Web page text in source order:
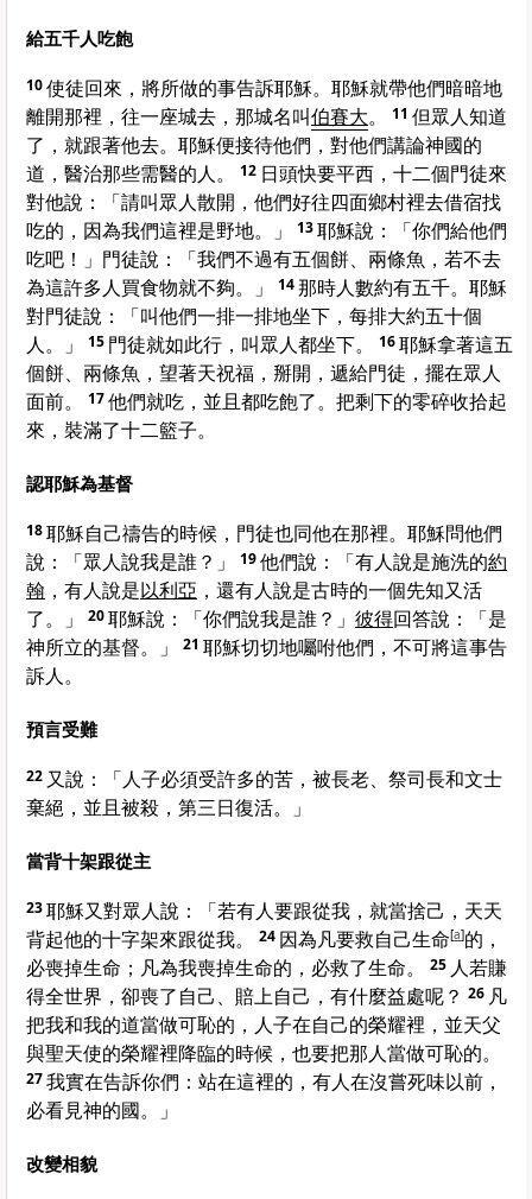
給五千人吃飽
10使徒回來，將所做的事告訴耶穌。耶穌就帶他們暗暗地
離開那裡，往一座城去，那城名叫伯賽大。 11 但眾人知道
了，就跟著他去。耶穌便接待他們，對他們講論神國的
道，醫治那些需醫的人。
12 日頭快要平西，十二個門徒來
對他說：「請叫眾人散開，他們好往四面鄉村裡去借宿找
吃的，因為我們這裡是野地。」
13耶穌說：
「你們給他們
吃吧！」 門徒說：「我們不過有五個餅、兩條魚，若不去
為這許多人買食物就不夠。」
14那時人數約有五千。耶穌
對門徒說：
「叫他們一排一排地坐下，每排大約五十個
人。」
15 門徒就如此行，叫眾人都坐下。 16耶穌拿著這五
個餅、兩條魚，望著天祝福，掰開，遞給門徒，擺在眾人
面前。
17他們就吃，並且都吃飽了。把剩下的零碎收拾起
來，裝滿了十二籃子。
認耶穌為基督
18耶穌自己禱告的時候，門徒也同他在那裡。耶穌問他們
說：
「眾人說我是誰？」 19他們說：「有人說是施洗的約
翰 ，有人說是以利亞 ，還有人說是古時的一個先知又活
了。」
20耶穌說： 「你們說我是誰？」 彼得回答說：「是
神所立的基督。」
21 耶穌切切地囑咐他們，不可將這事告
訴人。
預言受難
22 又說：
「人子必須受許多的苦，被長老、祭司長和文士
棄絕，並且被殺，第三日復活。」
當背十架跟從主
23耶穌又對眾人說：
「若有人要跟從我，就當捨己，天天
背起他的十字架來跟從我。
24 因為凡要救自己生命[a]的，
必喪掉生命；凡為我喪掉生命的，必救了生命。
25 人若賺
得全世界，卻喪了自己、賠上自己，有什麼益處呢？ 26 凡
把我和我的道當做可恥的，人子在自己的榮耀裡，並天父
與聖天使的榮耀裡降臨的時候，也要把那人當做可恥的。
27我實在告訴你們：站在這裡的，有人在沒嘗死味以前，
必看見神的國。」
改變相貌